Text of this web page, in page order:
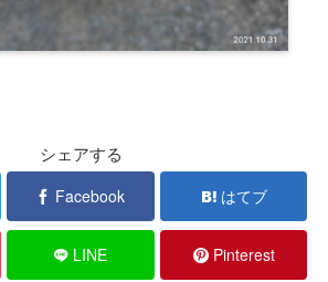
シェアする
Facebook はてブ
LINE Pinterest